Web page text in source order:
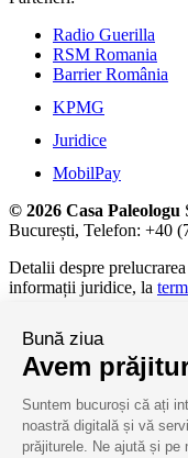
Radio Guerilla
RSM Romania
Barrier România
KPMG
Juridice
MobilPay
© 2026 Casa Paleologu
București, Telefon: +40
Detalii despre
informații juridice, la
Bună ziua
Avem
Suntem bucuroși că ați
noastră digitală și vă
prăjiturele. Ne ajută și pe